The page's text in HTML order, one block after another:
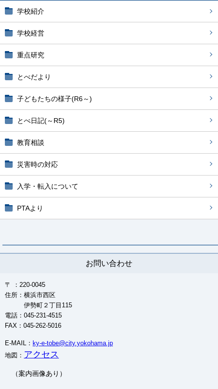
学校紹介
学校経営
重点研究
とべだより
子どもたちの様子(R6～)
とべ日記(～R5)
教育相談
災害時の対応
入学・転入について
PTAより
お問い合わせ
〒 ：220-0045
住所：横浜市西区
伊勢町２丁目115
電話：045-231-4515
FAX：045-262-5016
E-MAIL： ky-e-tobe@city.yokohama.jp
地図： アクセス
（案内画像あり）